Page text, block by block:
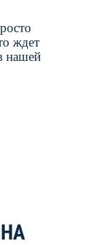
ждет
нашей